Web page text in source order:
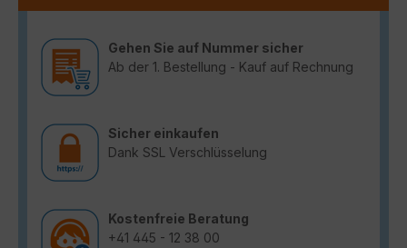
Gehen Sie auf Nummer sicher
Ab der 1. Bestellung - Kauf auf Rechnung
Sicher einkaufen
Dank SSL Verschlüsselung
Kostenfreie Beratung
+41 445 - 12 38 00